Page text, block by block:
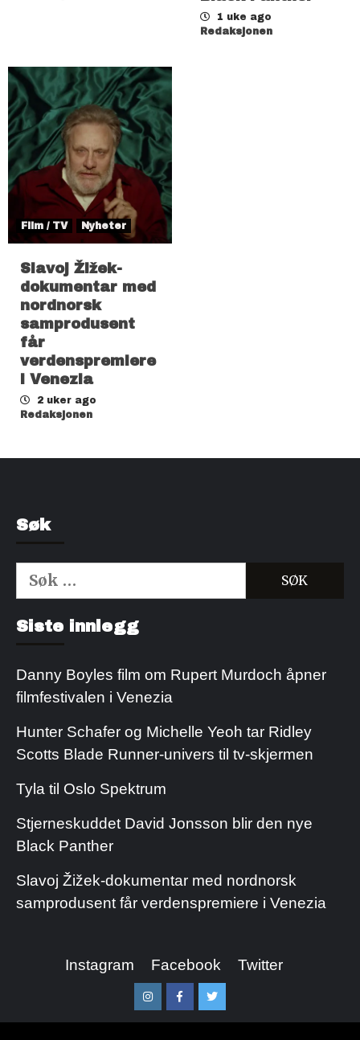
1 uke ago
Redaksjonen
Film / TV Nyheter
Slavoj Žižek-
dokumentar med
nordnorsk
samprodusent
får
verdenspremiere
i Venezia
2 uker ago
Redaksjonen
Søk
Søk
etter:
Siste innlegg
Danny Boyles film om Rupert Murdoch åpner
filmfestivalen i Venezia
Hunter Schafer og Michelle Yeoh tar Ridley
Scotts Blade Runner-univers til tv-skjermen
Tyla til Oslo Spektrum
Stjerneskuddet David Jonsson blir den nye
Black Panther
Slavoj Žižek-dokumentar med nordnorsk
samprodusent får verdenspremiere i Venezia
Instagram Facebook Twitter
InstagramFacebookTwitter